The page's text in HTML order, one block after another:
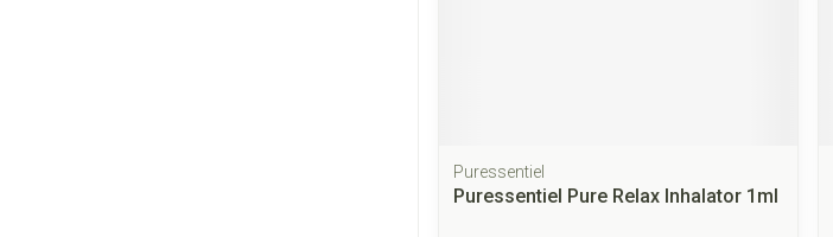
Puressentiel
Puressentiel Pure Relax Inhalator 1ml